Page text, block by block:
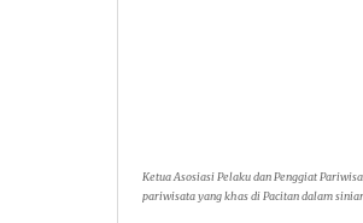
Ketua Asosiasi Pelaku dan Penggiat
pariwisata yang khas di Pacitan dalam